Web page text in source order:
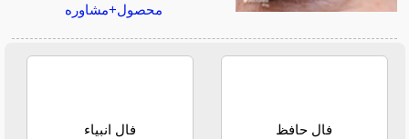
محصول+مشاوره
فال حافظ فال انبیاء